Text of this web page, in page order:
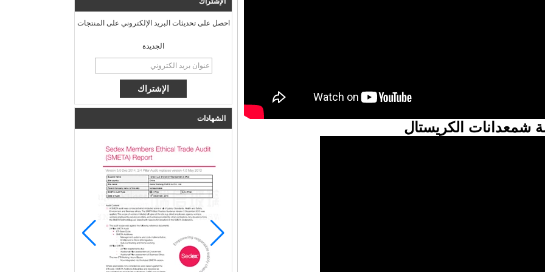
احصل على تحديثات البريد الإلكتروني على المنتجات
الجديدة
الشهادات
شمعدانات الكريستال